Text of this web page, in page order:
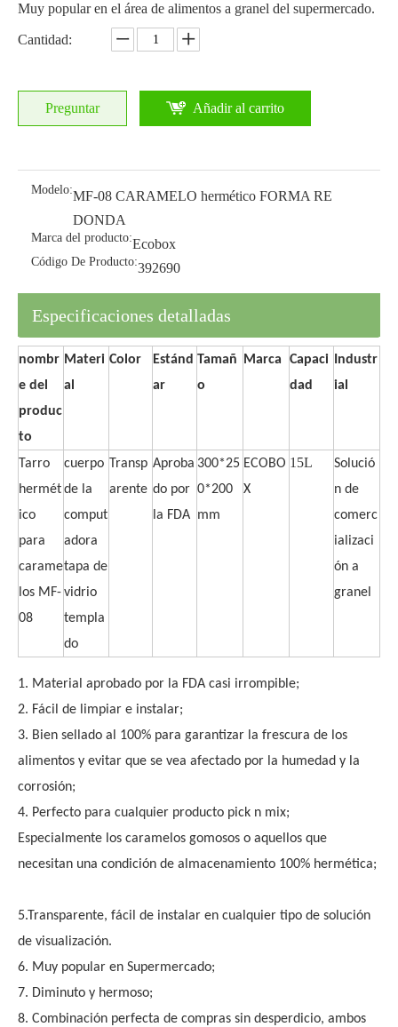
Muy popular en el área de alimentos a granel del supermercado.
Cantidad:
Preguntar Añadir al carrito
Modelo:MF-08 CARAMELO hermético FORMA RE
DONDA
Marca del producto:Ecobox
Código De Producto:392690
Especificaciones detalladas
nombr
e del
produc
to
Materi
al
Color
Estánd
ar
Tamañ
o
Marca
Capaci
dad
Industr
ial
Tarro
hermét
ico
para
carame
los MF-
08
cuerpo
de la
comput
adora
tapa de
vidrio
templa
do
Transp
arente
Aproba
do por
la FDA
300*25
0*200
mm
ECOBO
X
15L
Solució
n de
comerc
ializaci
ón a
granel
1. Material aprobado por la FDA casi irrompible;
2. Fácil de limpiar e instalar;
3. Bien sellado al 100% para garantizar la frescura de los
alimentos y evitar que se vea afectado por la humedad y la
corrosión;
4. Perfecto para cualquier producto pick n mix;
Especialmente los caramelos gomosos o aquellos que
necesitan una condición de almacenamiento 100% hermética;
5.Transparente, fácil de instalar en cualquier tipo de solución
de visualización.
6. Muy popular en Supermercado;
7. Diminuto y hermoso;
8. Combinación perfecta de compras sin desperdicio, ambos